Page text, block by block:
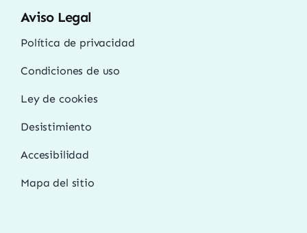
Aviso Legal
Política de privacidad
Condiciones de uso
Ley de cookies
Desistimiento
Accesibilidad
Mapa del sitio